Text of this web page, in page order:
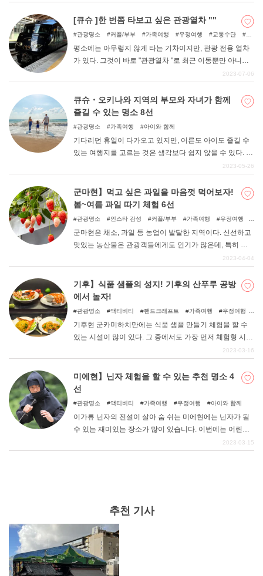
[큐슈 ]한 번쯤 타보고 싶은 관광열차 ""
관광명소 커플/부부 가족여행 우정여행 교통수단
평소에는 아무렇지 않게 타는 기차이지만, 관광 전용 열차
가 있다. 그것이 바로 "관광열차 "로 최근 이동뿐만 아니라
"타는 것 "자체를 즐길 수 있는 것으로 인기를 끌고 있다. 일
"등 다양한 유형의 관광열차가 있다. 이번 기사에서는 특히
관광열차에 힘을 쏟고 있는 JR큐슈의 중부에서 큐슈를 일
주하는 ", "에 초점을 맞춰 차내의 모습 등을 소개하고자 한
아니라, 타는 것 자체가 잊을 수 없는 이벤트가 되는 관광열
차 여행. 많은 설렘과 이야기를 담은 큐슈의 여행을 즐겨보
세요.
2023-07-06
큐슈・오키나와 지역의 부모와 자녀가 함께
즐길 수 있는 명소 8선
관광명소 가족여행 아이와 함께
기다리던 휴일이 다가오고 있지만, 어른도 아이도 즐길 수
있는 여행지를 고르는 것은 생각보다 쉽지 않을 수 있다. 여
행지를 고민하며 시간을 낭비하는 것은 정말 아까운 일이
온 가족이 함께 즐길 수 있는 명소를 도도부현별로 정리해
보았다. 참고해 보시기 바랍니다.
2023-05-26
군마현】먹고 싶은 과일을 마음껏 먹어보자!
봄~여름 과일 따기 체험 6선
관광명소 인스타 감성 커플/부부 가족여행
우정여행
군마현은 채소, 과일 등 농업이 발달한 지역이다. 신선하고
맛있는 농산물은 관광객들에게도 인기가 많은데, 특히 과
일 따기 체험을 위해 많은 사람들이 찾아온다. 이번 기사에
는 농장을 정리했다.
2023-04-04
기후】식품 샘플의 성지! 기후의 산푸루 공방
에서 놀자!
관광명소 액티비티 핸드크래프트 가족여행
우정여행
기후현 군카미하치만에는 식품 샘플 만들기 체험을 할 수
있는 시설이 많이 있다. 그 중에서도 가장 먼저 체험형 시설
을 오픈한 곳이 성하마을의 중심부에 있는 산푸루 공방이
인 산푸루 공방의 매력에 대해 자세히 소개한다.
2023-03-16
미에현】닌자 체험을 할 수 있는 추천 명소 4
선
관광명소 액티비티 가족여행 우정여행 아이와 함께
이가류 닌자의 전설이 살아 숨 쉬는 미에현에는 닌자가 될
수 있는 재미있는 장소가 많이 있습니다. 이번에는 어린이
부터 어른까지 즐길 수 있는 닌자 체험 명소를 소개합니다!
2023-03-15
추천 기사